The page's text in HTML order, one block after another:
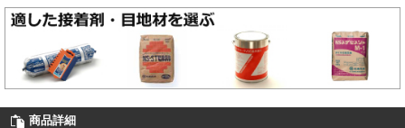
商品詳細